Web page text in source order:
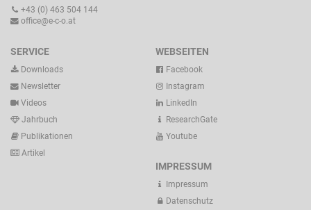
+43 (0) 463 504 144
office@e-c-o.at
SERVICE
Downloads
Newsletter
Videos
Jahrbuch
Publikationen
Artikel
WEBSEITEN
Facebook
Instagram
LinkedIn
ResearchGate
Youtube
IMPRESSUM
Impressum
Datenschutz